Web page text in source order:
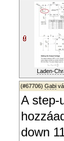
Laden-
(#67706) Gabi
A step-
down